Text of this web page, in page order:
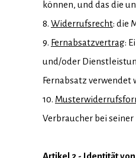
können, und das die
8. Widerrufsrecht: die
9. Fernabsatzvertrag:
und/oder
Fernabsatz verwendet
10.
Verbraucher bei
Artikel 2 - Identität